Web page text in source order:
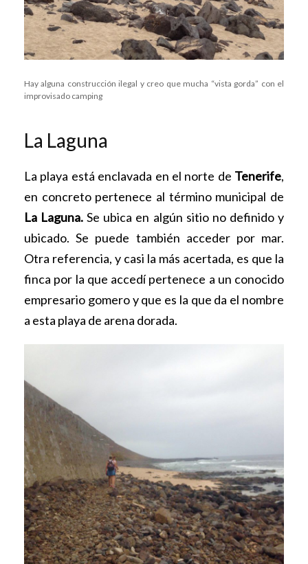
Hay alguna construcción ilegal y creo que mucha “vista gorda” con el
improvisado camping
La Laguna
La playa está enclavada en el norte de Tenerife,
en concreto pertenece al término municipal de
La Laguna. Se ubica en algún sitio no definido y
ubicado. Se puede también acceder por mar.
Otra referencia, y casi la más acertada, es que la
finca por la que accedí pertenece a un conocido
empresario gomero y que es la que da el nombre
a esta playa de arena dorada.